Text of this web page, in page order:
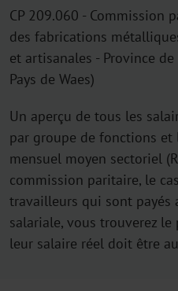
CP 209.060 - Commission
des fabrications
et artisanales - Province
Pays de Waes)
Un aperçu de tous les
par groupe de fonctions
mensuel moyen sectoriel
commission paritaire, le
travailleurs qui sont payés
salariale, vous trouverez
leur salaire réel doit être